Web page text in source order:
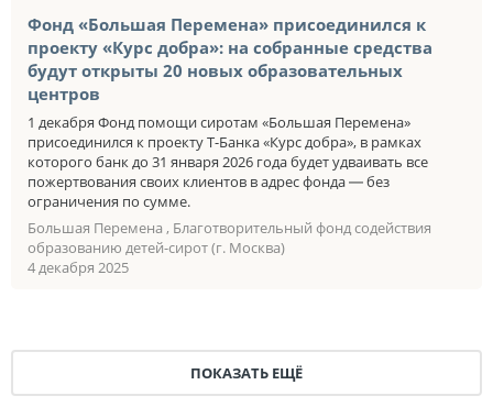
Фонд «Большая Перемена» присоединился к
проекту «Курс добра»: на собранные средства
будут открыты 20 новых образовательных
центров
1 декабря Фонд помощи сиротам «Большая Перемена»
присоединился к проекту Т-Банка «Курс добра», в рамках
которого банк до 31 января 2026 года будет удваивать все
пожертвования своих клиентов в адрес фонда ― без
ограничения по сумме.
Большая Перемена , Благотворительный фонд содействия
образованию детей-сирот (г. Москва)
4 декабря 2025
ПОКАЗАТЬ ЕЩЁ